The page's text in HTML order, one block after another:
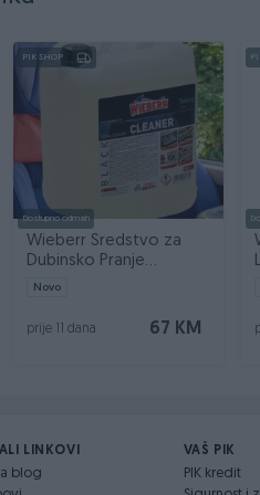
kretanja
rad
za profesionalce i
PIK SHOP
Dostupno odmah
Wieberr Sredstvo za
Dubinsko Pranje
Čišćenje Black Cleaner 5l
Novo
67 KM
prije 11 dana
LINKOVI
blog
VAŠ PIK
PIK kredit